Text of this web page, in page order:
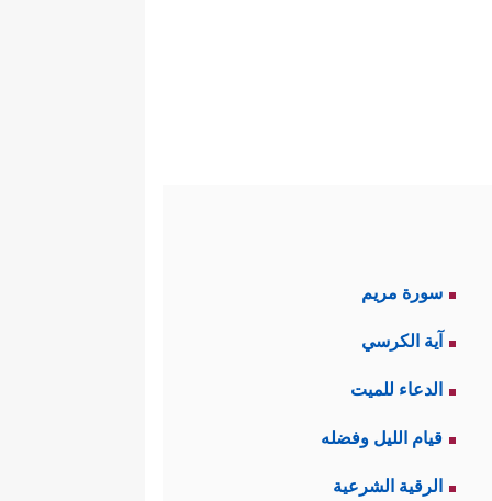
سورة مريم
آية الكرسي
الدعاء للميت
قيام الليل وفضله
الرقية الشرعية